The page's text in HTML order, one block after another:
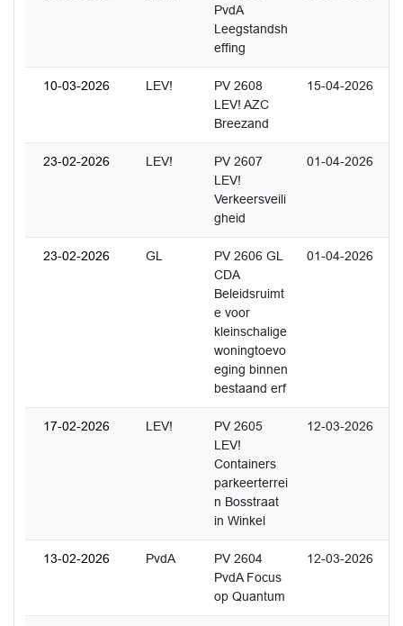
PvdA
Leegstandsh
effing
10-03-2026 LEV!
PV 2608
LEV! AZC
Breezand
15-04-2026
23-02-2026 LEV!
PV 2607
LEV!
Verkeersveili
gheid
01-04-2026
23-02-2026 GL
PV 2606 GL
CDA
Beleidsruimt
e voor
kleinschalige
woningtoevo
eging binnen
bestaand erf
01-04-2026
17-02-2026 LEV!
PV 2605
LEV!
Containers
parkeerterrei
n Bosstraat
in Winkel
12-03-2026
13-02-2026 PvdA
PV 2604
PvdA Focus
op Quantum
12-03-2026